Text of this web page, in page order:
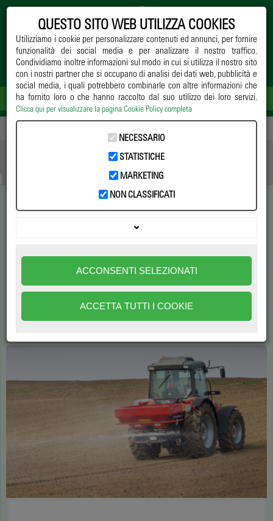
I fertilizzanti di base: i
concimi azotati
Fondamentale per lo sviluppo delle piante, l'azoto è
l'elemento principe in un'ampia gamma di formulati per
l'agricoltura
diMarco Fani 3699
QUESTO SITO WEB UTILIZZA COOKIES
Utilizziamo i cookie per personalizzare contenuti ed annunci, per fornire
funzionalità dei social media e per analizzare il nostro traffico.
Condividiamo inoltre informazioni sul modo in cui si utilizza il nostro sito
con i nostri partner che si occupano di analisi dei dati web, pubblicità e
social media, i quali potrebbero combinarle con altre informazioni che
ha fornito loro o che hanno raccolto dal suo utilizzo dei loro servizi.
Clicca qui per visualizzare la pagina Cookie Policy completa
NECESSARIO
STATISTICHE
MARKETING
NON CLASSIFICATI
ACCONSENTI SELEZIONATI
ACCETTA TUTTI I COOKIE